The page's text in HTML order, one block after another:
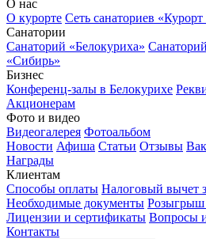
О нас
О курорте Сеть санаториев
Санатории
Санаторий «Белокуриха»
«Сибирь»
Бизнес
Конференц-залы в Белокурихе
Акционерам
Фото и видео
Видеогалерея Фотоальбом
Новости Афиша Статьи Отзывы
Награды
Клиентам
Способы оплаты Налоговый вычет
Необходимые документы Розыгрыш
Лицензии и сертификаты Вопросы
Контакты